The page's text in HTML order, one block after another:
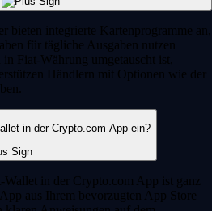
bieten integrierte Kartenprogramme an,
für tägliche Ausgaben nutzen
Fiat-Währung umgetauscht ist,
Händlern mit Optionen wie der
in der Crypto.com App ein?
Wallet in der Crypto.com App ist ganz
aus Ihrem bevorzugten App Store